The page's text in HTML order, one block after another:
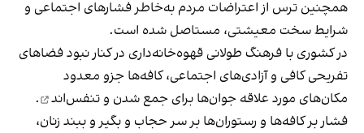
همچنین ترس از اعتراضات مردم به‌خاطر فشارهای اجتماعی و
شرایط سخت معیشتی، مستاصل شده است.
در کشوری با فرهنگ طولانی قهوه‌‌خانه‌داری در کنار نبود فضاهای
تفریحی کافی و آزادی‌های اجتماعی، کافه‌ها جزو معدود
مکان‌های مورد علاقه جوان‌ها برای جمع شدن و تنفس‌اند
.
فشار بر کافه‌ها و رستوران‌ها بر سر حجاب و بگیر و ببند زنان،